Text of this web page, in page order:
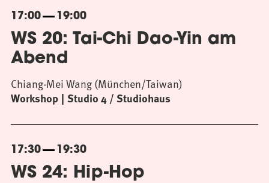
17:00 19:00
WS 20: Tai-Chi Dao-Yin am
Abend
Workshop Studio 4 / Studiohaus
Chiang-Mei Wang (München/Taiwan)
17:30 19:30
WS 24: Hip-Hop